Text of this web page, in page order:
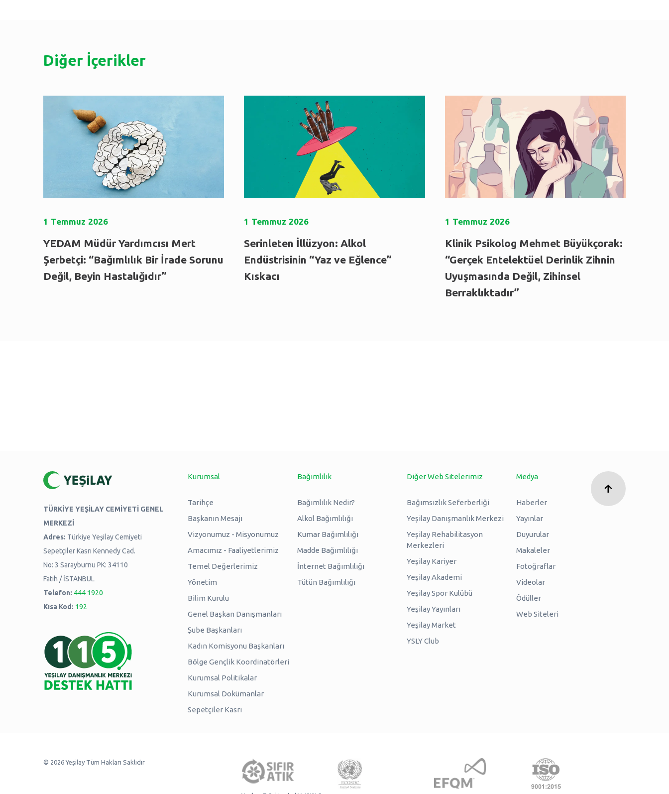
Diğer İçerikler
1 Temmuz 2026
YEDAM Müdür Yardımcısı Mert
Şerbetçi: “Bağımlılık Bir İrade Sorunu
Değil, Beyin Hastalığıdır”
1 Temmuz 2026
Serinleten İllüzyon: Alkol
Endüstrisinin “Yaz ve Eğlence”
Kıskacı
1 Temmuz 2026
Klinik Psikolog Mehmet Büyükçorak:
“Gerçek Entelektüel Derinlik Zihnin
Uyuşmasında Değil, Zihinsel
Berraklıktadır”
TÜRKİYE YEŞİLAY CEMİYETİ GENEL
MERKEZİ
Adres: Türkiye Yeşilay Cemiyeti
Sepetçiler Kasrı Kennedy Cad.
No: 3 Sarayburnu PK: 34110
Fatih / İSTANBUL
Telefon: 444 1920
Kısa Kod: 192
Kurumsal
Tarihçe
Başkanın Mesajı
Vizyonumuz - Misyonumuz
Amacımız - Faaliyetlerimiz
Temel Değerlerimiz
Yönetim
Bilim Kurulu
Genel Başkan Danışmanları
Şube Başkanları
Kadın Komisyonu Başkanları
Bölge Gençlik Koordinatörleri
Kurumsal Politikalar
Kurumsal Dokümanlar
Sepetçiler Kasrı
Bağımlılık
Bağımlılık Nedir?
Alkol Bağımlılığı
Kumar Bağımlılığı
Madde Bağımlılığı
İnternet Bağımlılığı
Tütün Bağımlılığı
Diğer Web Sitelerimiz
Bağımsızlık Seferberliği
Yeşilay Danışmanlık Merkezi
Yeşilay Rehabilitasyon
Merkezleri
Yeşilay Kariyer
Yeşilay Akademi
Yeşilay Spor Kulübü
Yeşilay Yayınları
Yeşilay Market
YSLY Club
Medya
Haberler
Yayınlar
Duyurular
Makaleler
Fotoğraflar
Videolar
Ödüller
Web Siteleri
© 2026 Yeşilay Tüm Hakları Saklıdır